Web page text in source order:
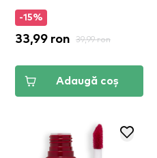
-15%
33,99 ron 39,99 ron
Adaugă coș